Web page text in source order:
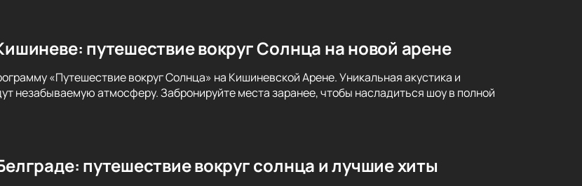
путешествие вокруг Солнца на новой арене
«Путешествие вокруг Солнца» на Кишиневской Арене. Уникальная акустика и
незабываемую атмосферу. Забронируйте места заранее, чтобы насладиться шоу в полной
путешествие вокруг солнца и лучшие хиты